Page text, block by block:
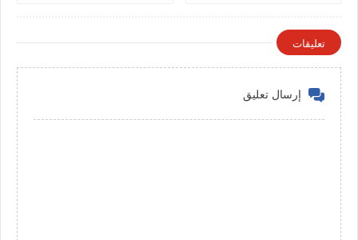
تعليقات
إرسال تعليق